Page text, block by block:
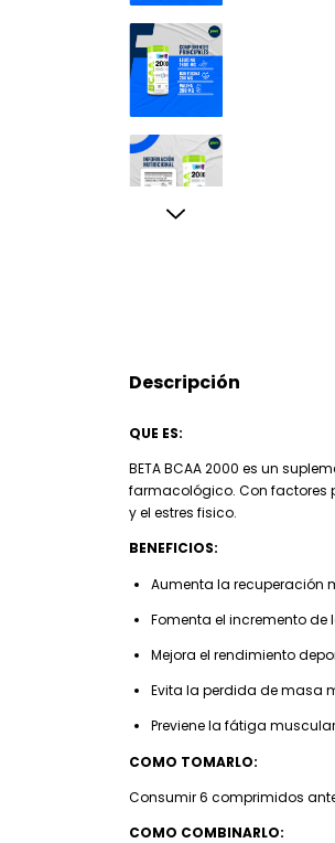
Descripción
QUE ES:
BETA BCAA 2000 es un
farmacológico. Con factores
y el estres fisico.
BENEFICIOS:
Aumenta la recuperación
Fomenta el incremento
Mejora el rendimiento
Evita la perdida de masa
Previene la fátiga
COMO TOMARLO:
Consumir 6 comprimidos
COMO COMBINARLO: